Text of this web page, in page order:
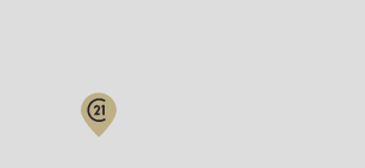
Votre compte :